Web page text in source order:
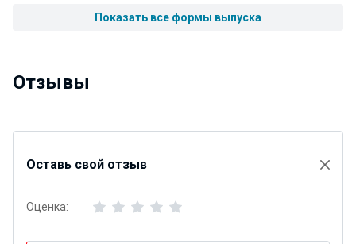
Показать все формы выпуска
Отзывы
Оставь свой отзыв
Оценка: